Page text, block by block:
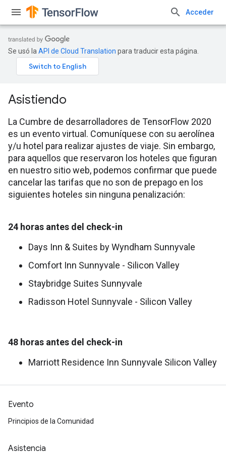
Acceder
Se usó la API de Cloud Translation para traducir esta página.
Asistiendo
La Cumbre de desarrolladores de TensorFlow 2020
es un evento virtual. Comuníquese con su aerolínea
y/u hotel para realizar ajustes de viaje. Sin embargo,
para aquellos que reservaron los hoteles que figuran
en nuestro sitio web, podemos confirmar que puede
cancelar las tarifas que no son de prepago en los
siguientes hoteles sin ninguna penalización:
24 horas antes del check-in
Days Inn & Suites by Wyndham Sunnyvale
Comfort Inn Sunnyvale - Silicon Valley
Staybridge Suites Sunnyvale
Radisson Hotel Sunnyvale - Silicon Valley
48 horas antes del check-in
Marriott Residence Inn Sunnyvale Silicon Valley
Evento
Principios de la Comunidad
Asistencia